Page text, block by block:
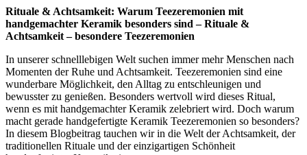
Rituale & Achtsamkeit: Warum Teezeremonien mit
handgemachter Keramik besonders sind – Rituale &
Achtsamkeit – besondere Teezeremonien
In unserer schnelllebigen Welt suchen immer mehr Menschen nach
Momenten der Ruhe und Achtsamkeit. Teezeremonien sind eine
wunderbare Möglichkeit, den Alltag zu entschleunigen und
bewusster zu genießen. Besonders wertvoll wird dieses Ritual,
wenn es mit handgemachter Keramik zelebriert wird. Doch warum
macht gerade handgefertigte Keramik Teezeremonien so besonders?
In diesem Blogbeitrag tauchen wir in die Welt der Achtsamkeit, der
traditionellen Rituale und der einzigartigen Schönheit